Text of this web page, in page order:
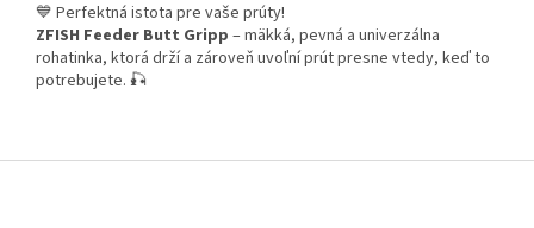
💙 Perfektná istota pre vaše prúty!
ZFISH Feeder Butt Gripp – mäkká, pevná a univerzálna
rohatinka, ktorá drží a zároveň uvoľní prút presne vtedy, keď to
potrebujete. 🎣